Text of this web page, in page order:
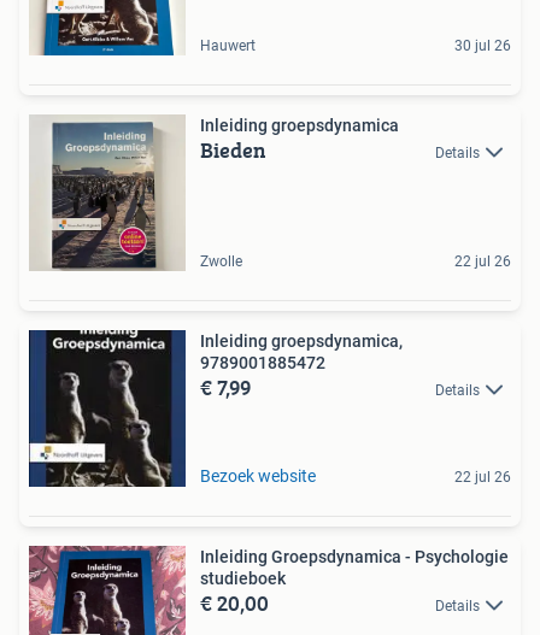
Hauwert 30 jul 26
Inleiding groepsdynamica
Bieden Details
Zwolle 22 jul 26
Inleiding groepsdynamica,
9789001885472
€ 7,99 Details
Bezoek website 22 jul 26
Inleiding Groepsdynamica - Psychologie
studieboek
€ 20,00 Details